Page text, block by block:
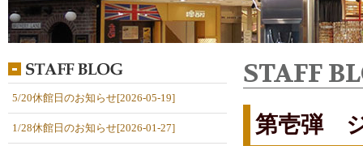
STAFF
第壱弾
5/20休館日のお知らせ[2026-05-19]
1/28休館日のお知らせ[2026-01-27]